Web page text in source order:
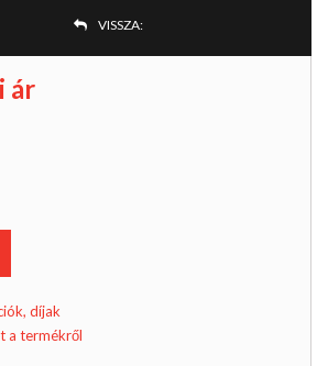
VISSZA:
ár
díjak
a termékről